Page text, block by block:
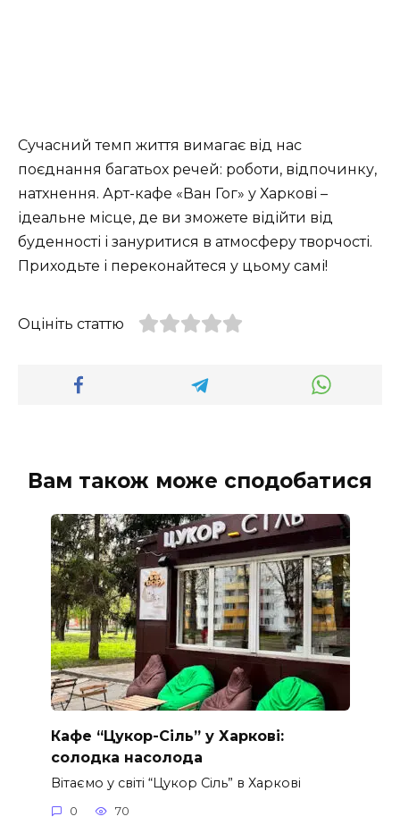
Сучасний темп життя вимагає від нас
поєднання багатьох речей: роботи, відпочинку,
натхнення. Арт-кафе «Ван Гог» у Харкові –
ідеальне місце, де ви зможете відійти від
буденності і зануритися в атмосферу творчості.
Приходьте і переконайтеся у цьому самі!
Оцініть статтю
Вам також може сподобатися
Кафе “Цукор-Сіль” у Харкові:
солодка насолода
Вітаємо у світі “Цукор Сіль” в Харкові
0 70